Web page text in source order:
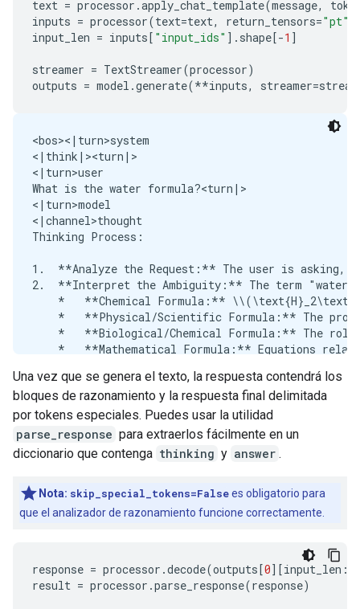
text = processor .apply_chat_template(message,
inputs = processor(text=text, return_tensors="pt"
input_len = inputs[ "input_ids" ] . shape[-1 ]
streamer = TextStreamer(processor)
outputs = model .generate(**inputs, streamer=
<bos><|turn>system
<|think|><turn|>
<|turn>user
What is the water formula?<turn|>
<|turn>model
<|channel>thought
Thinking Process:
1.  **Analyze the Request:** The user is asking,
2.  **Interpret the Ambiguity:** The term "water
*   **Chemical Formula:**
*   **Physical/Scientific Formula:** The
*   **Biological/Chemical Formula:** The
*   **Mathematical Formula:** Equations
*   **A specific context missing:** Is this
3.  **Determine the Most Likely Interpretation:**
4.  **Formulate the Primary Answer
5.  **Address the Ambiguity (Provide Context/
6.  **Review Constraints (Self-Correction/Identity
*   Start with the most direct answer
    *   Explain the components and bonding.
### 1. Chemical Formula (The Most Common Answer)
Una vez que se genera el texto, la respuesta contendrá los
bloques de razonamiento y la respuesta final delimitada
por tokens especiales. Puedes usar la utilidad
parse_response para extraerlos fácilmente en un
diccionario que contenga thinking y answer .
Nota: skip_special_tokens=Falsees obligatorio para
que el analizador de razonamiento funcione correctamente.
response = processor .decode(outputs[0][input_len
result = processor .parse_response(response)